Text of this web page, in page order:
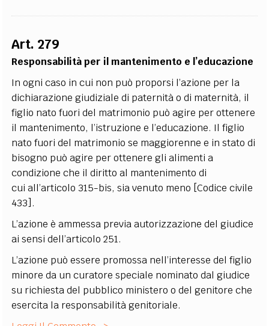
Art. 279
Responsabilità per il mantenimento e l’educazione
In ogni caso in cui non può proporsi l’azione per la
dichiarazione giudiziale di paternità o di maternità, il
figlio nato fuori del matrimonio può agire per ottenere
il mantenimento, l’istruzione e l’educazione. Il figlio
nato fuori del matrimonio se maggiorenne e in stato di
bisogno può agire per ottenere gli alimenti a
condizione che il diritto al mantenimento di
cui all’articolo 315-bis, sia venuto meno [Codice civile
433].
L’azione è ammessa previa autorizzazione del giudice
ai sensi dell’articolo 251.
L’azione può essere promossa nell’interesse del figlio
minore da un curatore speciale nominato dal giudice
su richiesta del pubblico ministero o del genitore che
esercita la responsabilità genitoriale.